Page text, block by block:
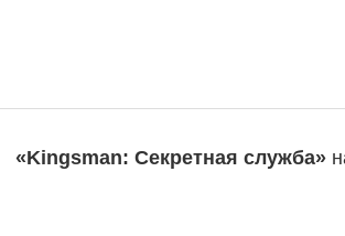
«Kingsman: Секретная служба»